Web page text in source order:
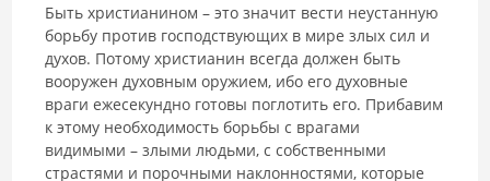
Быть христианином – это значит вести неустанную
борьбу против господствующих в мире злых сил и
духов. Потому христианин всегда должен быть
вооружен духовным оружием, ибо его духовные
враги ежесекундно готовы поглотить его. Прибавим
к этому необходимость борьбы с врагами
видимыми – злыми людьми, с собственными
страстями и порочными наклонностями, которые